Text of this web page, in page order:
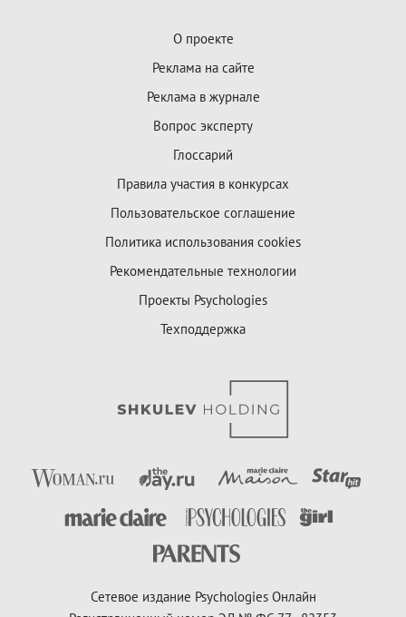
О проекте
Реклама на сайте
Реклама в журнале
Вопрос эксперту
Глоссарий
Правила участия в конкурсах
Пользовательское соглашение
Политика использования cookies
Рекомендательные технологии
Проекты Psychologies
Техподдержка
Сетевое издание Psychologies Онлайн